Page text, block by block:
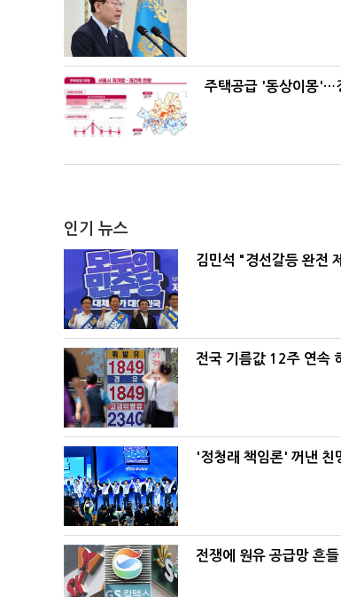
주택공급 '동상이몽'…
인기 뉴스
김민석 "경선갈등 완전
전국 기름값 12주 연속
'정청래 책임론' 꺼낸 친
전쟁에 원유 공급망 흔